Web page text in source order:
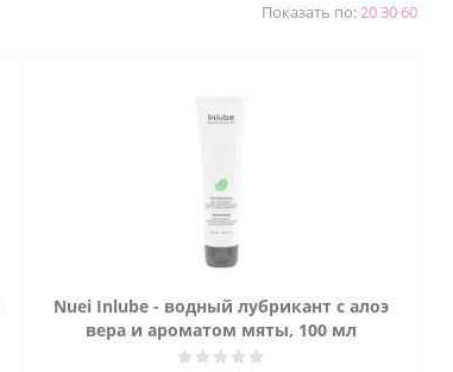
Показать по:203060
Nuei Inlube - водный лубрикант с алоэ
вера и ароматом мяты, 100 мл